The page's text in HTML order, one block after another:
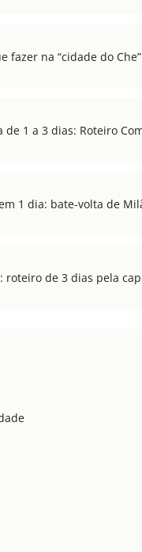
fazer na “cidade do Che”
de 1 a 3 dias: Roteiro
1 dia: bate-volta de
roteiro de 3 dias pela